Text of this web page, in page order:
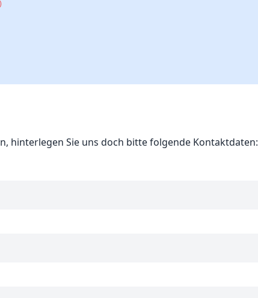
hinterlegen Sie uns doch bitte folgende Kontaktdaten: